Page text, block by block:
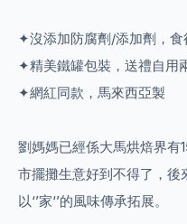
✦沒添加防腐劑/添加劑，食
✦精美鐵罐包裝，送禮自用
✦網紅同款，馬來西亞製
劉媽媽已經係大馬烘焙界有
市擺攤生意好到不得了，後
以‘’家‘’的風味傳承拓展。